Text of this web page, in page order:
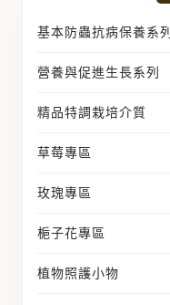
基本防蟲抗病保養系列
營養與促進生長系列
精品特調栽培介質
草莓專區
玫瑰專區
梔子花專區
植物照護小物